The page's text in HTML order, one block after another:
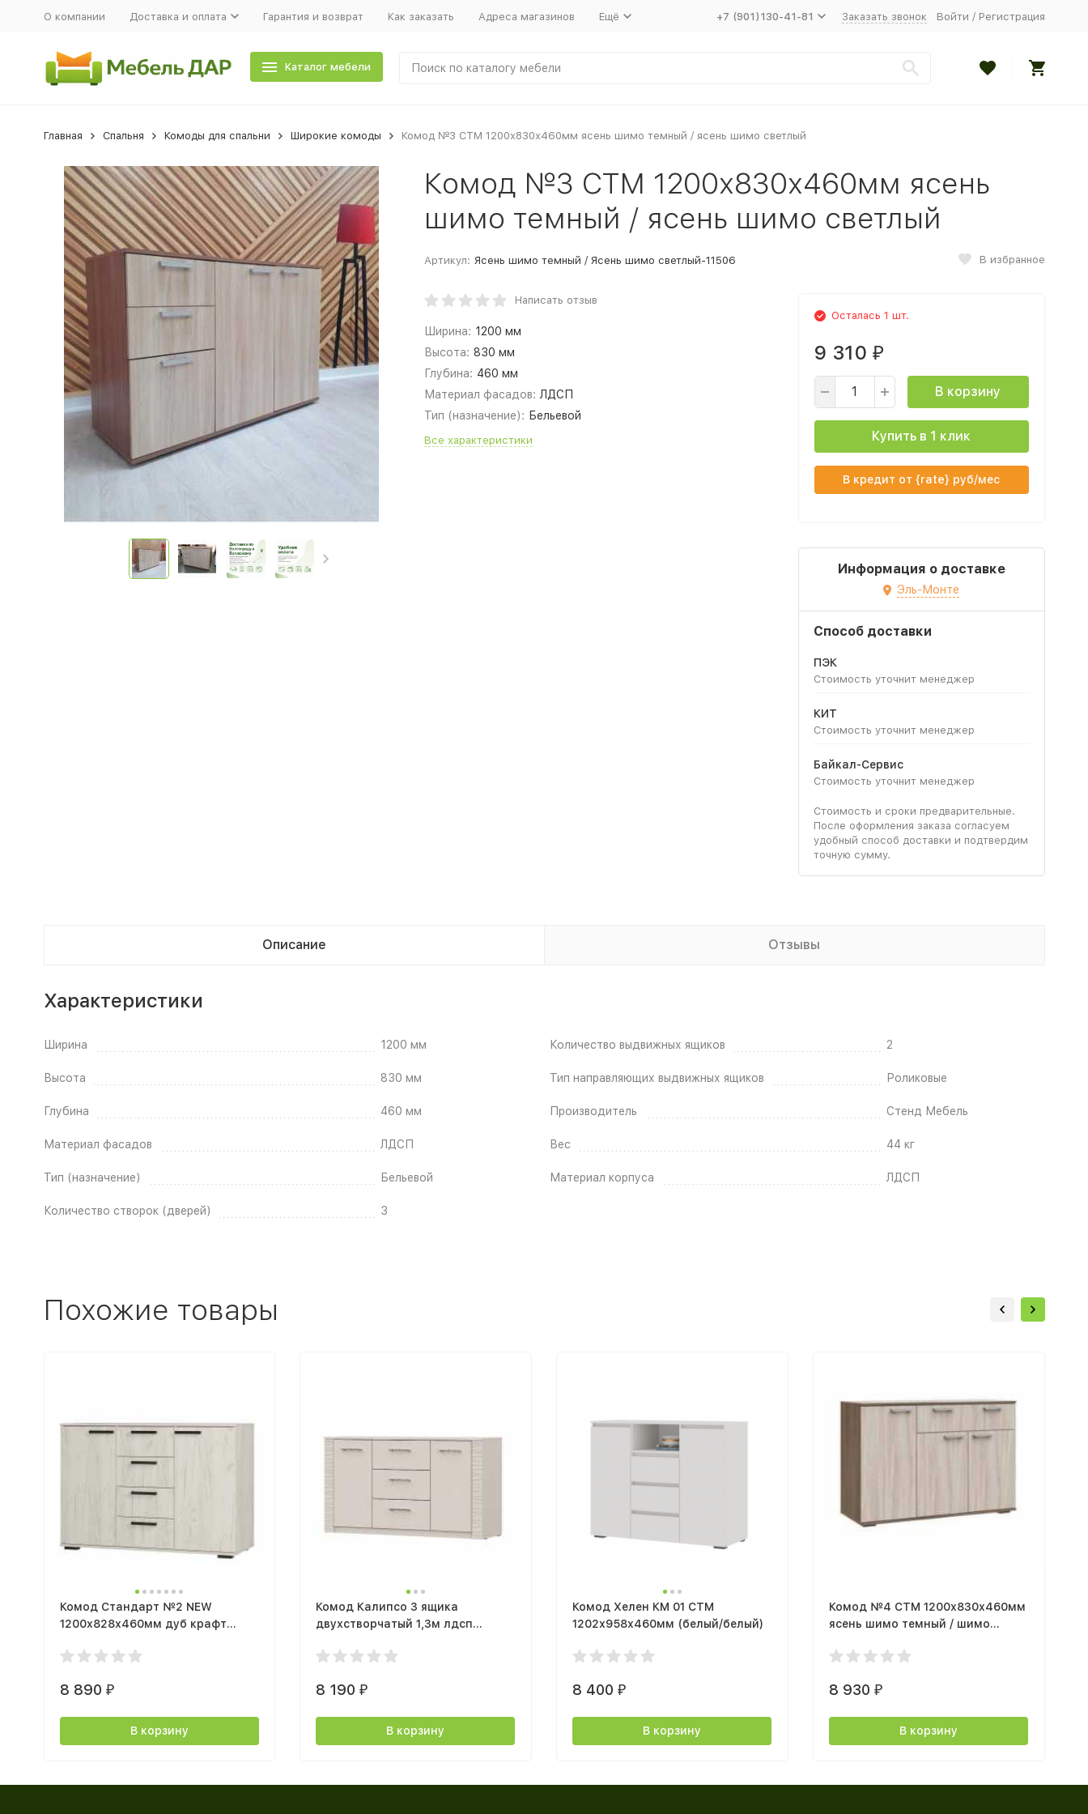
О компании Доставка и оплата Гарантия и возврат Как заказать Адреса магазинов Ещё +7 (901)130-41-81 Заказать звонок Войти / Регистрация
Каталог мебели
Главная Спальня Комоды для спальни Широкие комоды Комод №3 СТМ 1200х830х460мм ясень шимо темный / ясень шимо светлый
Комод №3 СТМ 1200х830х460мм ясень
шимо темный / ясень шимо светлый
Артикул: Ясень шимо темный / Ясень шимо светлый-11506 В избранное
Написать отзыв
Ширина: 1200 мм
Высота: 830 мм
Глубина: 460 мм
Материал фасадов: ЛДСП
Тип (назначение): Бельевой
Все характеристики
Осталась 1 шт.
9 310 ₽
В корзину
Купить в 1 клик
В кредит от {rate} руб/мес
Информация о доставке
Эль-Монте
Способ доставки
ПЭК
Стоимость уточнит менеджер
КИТ
Стоимость уточнит менеджер
Байкал-Сервис
Стоимость уточнит менеджер
Стоимость и сроки предварительные.
После оформления заказа согласуем
удобный способ доставки и подтвердим
точную сумму.
Описание Отзывы
Характеристики
Ширина 1200 мм
Высота 830 мм
Глубина 460 мм
Материал фасадов ЛДСП
Тип (назначение) Бельевой
Количество створок (дверей) 3
Количество выдвижных ящиков 2
Тип направляющих выдвижных ящиков Роликовые
Производитель Стенд Мебель
Вес 44 кг
Материал корпуса ЛДСП
Похожие товары
Комод Стандарт №2 NEW
1200х828х460мм дуб крафт
8 890 ₽
В корзину
Комод Калипсо 3 ящика
двухстворчатый 1,3м лдсп
8 190₽
В корзину
Комод Хелен КМ 01 СТМ
1202х958х460мм (белый/белый)
8 400 ₽
В корзину
Комод №4 СТМ 1200х830х460мм
ясень шимо темный / шимо
8 930 ₽
В корзину